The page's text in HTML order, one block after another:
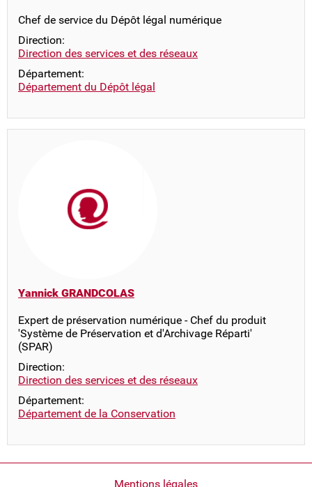
Chef de service du Dépôt légal numérique
Direction:
Direction des services et des réseaux
Département:
Département du Dépôt légal
Yannick GRANDCOLAS
Expert de préservation numérique - Chef du produit
'Système de Préservation et d'Archivage Réparti'
(SPAR)
Direction:
Direction des services et des réseaux
Département:
Département de la Conservation
Mentions légales